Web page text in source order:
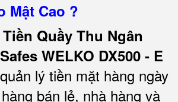
Mật Cao ?
Quầy Thu Ngân
WELKO DX500 - E
lý tiền mặt hàng ngày
bán lẻ, nhà hàng và